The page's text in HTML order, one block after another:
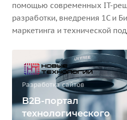
помощью современных IT-
разработки, внедрения 1С и
маркетинга и технической
Разработка сайтов
B2B-портал
технологического